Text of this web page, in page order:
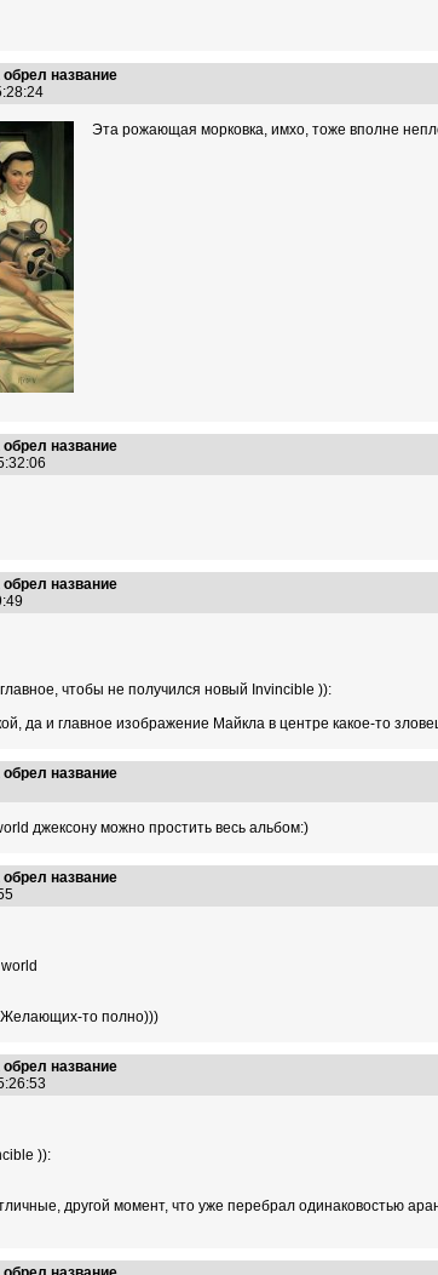
название
Эта рожающая морковка, имхо, тоже вполне
название
название
чтобы не получился новый Invincible )):
да и главное изображение Майкла в центре какое-то
название
джексону можно простить весь альбом:)
название
то полно)))
название
)):
другой момент, что уже перебрал одинаковостью